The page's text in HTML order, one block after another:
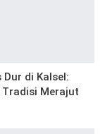
Dur di Kalsel:
Tradisi Merajut